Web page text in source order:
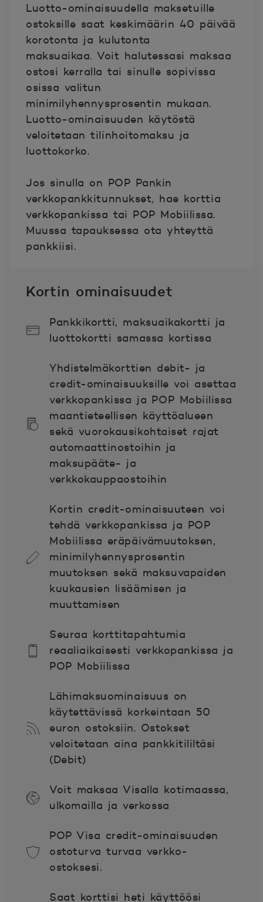
Luotto-ominaisuudella maksetuille
ostoksille saat keskimäärin 40 päivää
korotonta ja kulutonta
maksuaikaa. Voit halutessasi maksaa
ostosi kerralla tai sinulle sopivissa
osissa valitun
minimilyhennysprosentin mukaan.
Luotto-ominaisuuden käytöstä
veloitetaan tilinhoitomaksu ja
luottokorko.
Jos sinulla on POP Pankin
verkkopankkitunnukset, hae korttia
verkkopankissa tai POP Mobiilissa.
Muussa tapauksessa ota yhteyttä
pankkiisi.
Kortin ominaisuudet
Pankkikortti, maksuaikakortti ja
luottokortti samassa kortissa
Yhdistelmäkorttien debit- ja
credit-ominaisuuksille voi asettaa
verkkopankissa ja POP Mobiilissa
maantieteellisen käyttöalueen
sekä vuorokausikohtaiset rajat
automaattinostoihin ja
maksupääte- ja
verkkokauppaostoihin
Kortin credit-ominaisuuteen voi
tehdä verkkopankissa ja POP
Mobiilissa eräpäivämuutoksen,
minimilyhennysprosentin
muutoksen sekä maksuvapaiden
kuukausien lisäämisen ja
muuttamisen
Seuraa korttitapahtumia
reaaliaikaisesti verkkopankissa ja
POP Mobiilissa
Lähimaksuominaisuus on
käytettävissä korkeintaan 50
euron ostoksiin. Ostokset
veloitetaan aina pankkitililtäsi
(Debit)
Voit maksaa Visalla kotimaassa,
ulkomailla ja verkossa
POP Visa credit-ominaisuuden
ostoturva turvaa verkko-
ostoksesi.
Saat korttisi heti käyttöösi